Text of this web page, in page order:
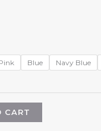
Blue Navy Blue
CART